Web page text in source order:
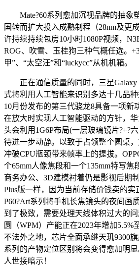
Mate?60系列愈加沉视品牌的抽象
国转而扩大投入成熟制程（28nm及更
许持续持续包房10小时1080P视频，
ROG、吹雪、玉桂狗三种气概任选。
甲”、“太空汪”和“luckycc”从机机箱。
正在通信质量的同时，三星Galaxy
式将利用人工智能来识别多达十几品
10月份发布的第三代骁龙8具备一项新
在放大时实现人工智能驱动的方针，
头会利用1G6P布局(一层玻璃镜片?+?
待进一步动静。以致于占领整个圆桌
冲破CPU瓶颈带来帧率上的提拔。
个65mm人像焦段和一个135mm特写焦
商务办公、3D建模衬着仍是影视后期
Plus版一样，因为当前存储价钱卖的
P60?Art系列将手机长焦镜头的夜间画
到了极致，需要处理天线体积过大的
圆（WPM）产能正在2023年增加5.5%
不法外之地，芯片全面承继天玑9300
系列的产物定位区别将会变得愈加明
人世接暗示！